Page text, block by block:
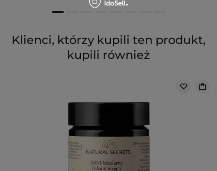
Klienci, którzy kupili ten produkt,
kupili również